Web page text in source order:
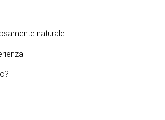
naturale